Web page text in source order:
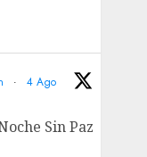
· 4 Ago
Sin Paz